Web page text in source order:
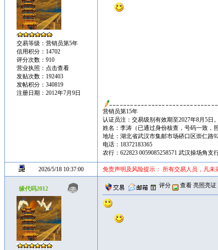
交易等级：营销员第5年
信用积分：14702
评分次数：910
营业执照： 点击查看
发贴次数：192403
发帖积分：340819
注册日期：2012年7月9日
营销员第15年
认证员注：交易级别有效期至2027年8月5日
姓名：李涛（已通过身份核查，号码一致，
地址：湖北省武汉市集邮市场硚口区崇仁路
电话：18372183365
农行：622823 0059085258571 武汉操场角支
2026/5/18 10:37:00 免责声明及风险提示： 所有交易人员，凡
缘代码2012 评分 查看 亮照亮证